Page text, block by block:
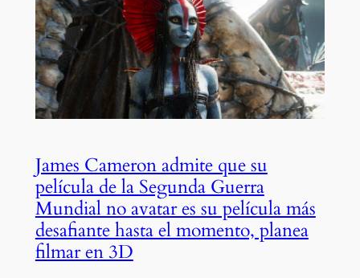
James Cameron admite que su
película de la Segunda Guerra
Mundial no avatar es su película más
desafiante hasta el momento, planea
filmar en 3D